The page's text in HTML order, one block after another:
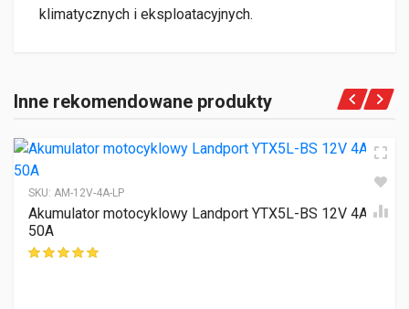
klimatycznych i eksploatacyjnych.
Inne rekomendowane produkty
SKU: AM-12V-4A-LP
Akumulator motocyklowy Landport YTX5L-BS 12V 4Ah
50A